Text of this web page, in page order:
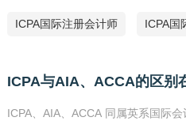
ICPA国际注册会计师 ICPA国
ICPA与AIA、ACCA的区别
ICPA、AIA、ACCA 同属英系国际